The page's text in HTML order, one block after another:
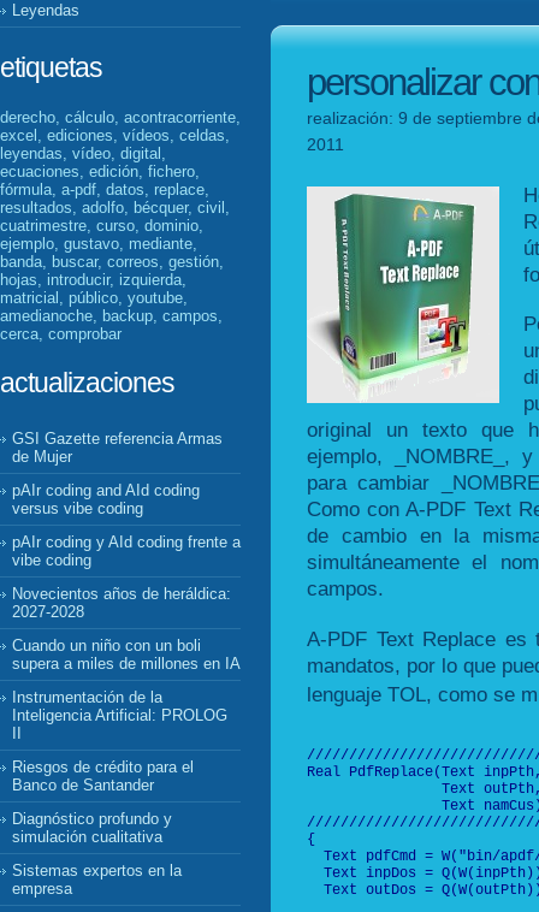
Leyendas
etiquetas
derecho, cálculo, acontracorriente,
excel, ediciones, vídeos, celdas,
leyendas, vídeo, digital,
ecuaciones, edición, fichero,
fórmula, a-pdf, datos, replace,
resultados, adolfo, bécquer, civil,
cuatrimestre, curso, dominio,
ejemplo, gustavo, mediante,
banda, buscar, correos, gestión,
hojas, introducir, izquierda,
matricial, público, youtube,
amedianoche, backup, campos,
cerca, comprobar
actualizaciones
GSI Gazette referencia Armas
de Mujer
pAIr coding and AId coding
versus vibe coding
pAIr coding y AId coding frente a
vibe coding
Novecientos años de heráldica:
2027-2028
Cuando un niño con un boli
supera a miles de millones en IA
Instrumentación de la
Inteligencia Artificial: PROLOG
Riesgos de crédito para el
Banco de Santander
Diagnóstico profundo y
simulación cualitativa
Sistemas expertos en la
empresa
personalizar
realización: 9 de septiembre
2011
original un texto que
ejemplo, _NOMBRE_,
para cambiar
Como con A-PDF Text
de cambio en la
simultáneamente el
campos.
A-PDF Text Replace es
mandatos, por lo que
lenguaje TOL, como se
Real PdfReplace(Text
Text
Text
{
Text pdfCmd = W("bin/
Text inpDos =
Text outDos =